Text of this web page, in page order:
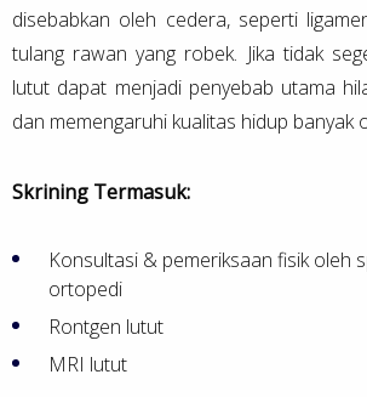
disebabkan oleh cedera, seperti
tulang rawan yang robek. Jika tidak
lutut dapat menjadi penyebab utama
dan memengaruhi kualitas hidup banyak
Skrining Termasuk:
Konsultasi & pemeriksaan fisik oleh
ortopedi
Rontgen lutut
MRI lutut